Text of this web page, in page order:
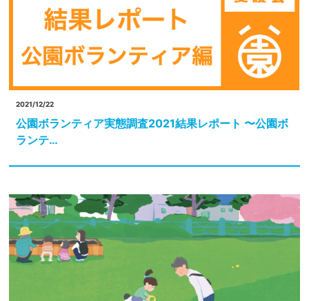
2021/12/22
公園ボランティア実態調査2021結果レポート 〜公園ボ
ランテ…